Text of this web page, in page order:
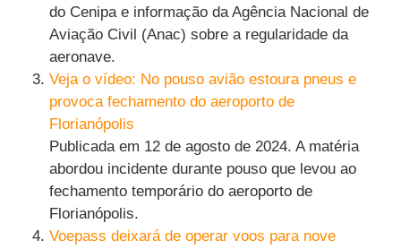
do Cenipa e informação da Agência Nacional de
Aviação Civil (Anac) sobre a regularidade da
aeronave.
Veja o vídeo: No pouso avião estoura pneus e
provoca fechamento do aeroporto de
Florianópolis
Publicada em 12 de agosto de 2024. A matéria
abordou incidente durante pouso que levou ao
fechamento temporário do aeroporto de
Florianópolis.
Voepass deixará de operar voos para nove